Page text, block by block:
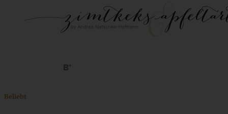
Beliebt